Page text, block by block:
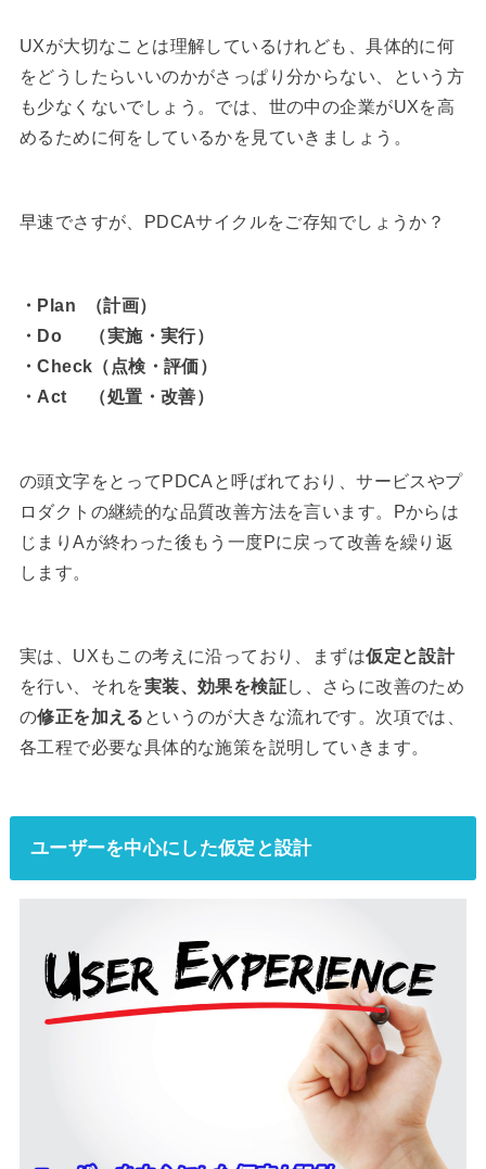
UXが大切なことは理解しているけれども、具体的に何
をどうしたらいいのかがさっぱり分からない、という方
も少なくないでしょう。では、世の中の企業がUXを高
めるために何をしているかを見ていきましょう。
早速でさすが、PDCAサイクルをご存知でしょうか？
・Plan （計画）
・Do （実施・実行）
・Check（点検・評価）
・Act （処置・改善）
の頭文字をとってPDCAと呼ばれており、サービスやプ
ロダクトの継続的な品質改善方法を言います。Pからは
じまりAが終わった後もう一度Pに戻って改善を繰り返
します。
実は、UXもこの考えに沿っており、まずは仮定と設計
を行い、それを実装、効果を検証し、さらに改善のため
の修正を加える というのが大きな流れです。次項では、
各工程で必要な具体的な施策を説明していきます。
ユーザーを中心にした仮定と設計